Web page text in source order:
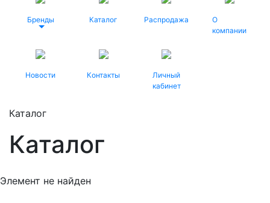
Бренды Каталог Распродажа
О
компании
Новости Контакты
Личный
кабинет
Каталог
Каталог
Элемент не найден